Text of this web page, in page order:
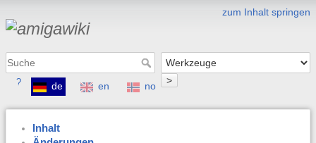
zum Inhalt springen
>
? de en no
Inhalt